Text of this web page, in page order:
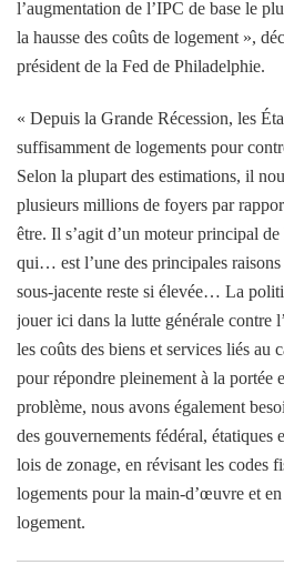
l’augmentation de l’IPC de base le
la hausse des coûts de logement »,
président de la Fed de Philadelphie.
« Depuis la Grande Récession, les
suffisamment de logements pour
Selon la plupart des estimations, il
plusieurs millions de foyers par
être. Il s’agit d’un moteur principal
qui… est l’une des principales
sous-jacente reste si élevée… La
jouer ici dans la lutte générale contre
les coûts des biens et services liés au
pour répondre pleinement à la portée
problème, nous avons également
des gouvernements fédéral,
lois de zonage, en révisant les codes
logements pour la main-d’œuvre et
logement.